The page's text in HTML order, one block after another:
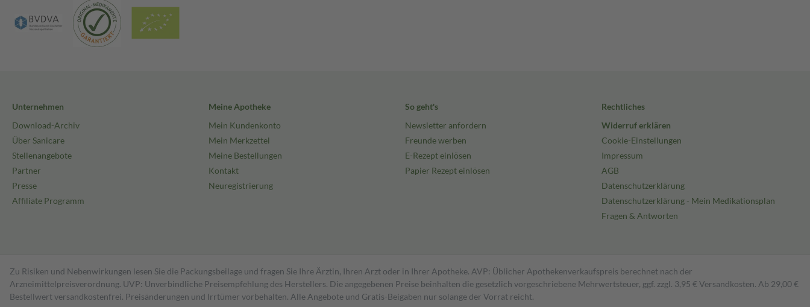
Unternehmen
Download-Archiv
Über Sanicare
Stellenangebote
Partner
Presse
Affiliate Programm
Meine Apotheke
Mein Kundenkonto
Mein Merkzettel
Meine Bestellungen
Kontakt
Neuregistrierung
So geht's
Newsletter anfordern
Freunde werben
E-Rezept einlösen
Papier Rezept einlösen
Rechtliches
Widerruf erklären
Cookie-Einstellungen
Impressum
AGB
Datenschutzerklärung
Datenschutzerklärung - Mein Medikationsplan
Fragen & Antworten
Zu Risiken und Nebenwirkungen lesen Sie die Packungsbeilage und fragen Sie Ihre Ärztin, Ihren Arzt oder in Ihrer Apotheke. AVP: Üblicher Apothekenverkaufspreis berechnet nach der
Arzneimittelpreisverordnung. UVP: Unverbindliche Preisempfehlung des Herstellers. Die angegebenen Preise beinhalten die gesetzlich vorgeschriebene Mehrwertsteuer, ggf. zzgl. 3,95 € Versandkosten. Ab 29,00 €
Bestell­wert versand­kosten­frei. Preisänderungen und Irrtümer vorbehalten. Alle Angebote und Gratis-Beigaben nur solange der Vorrat reicht.